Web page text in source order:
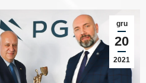
gru
20
2021